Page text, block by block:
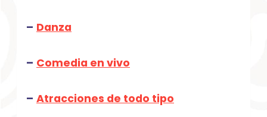
– Danza
– Comedia en vivo
– Atracciones de todo tipo